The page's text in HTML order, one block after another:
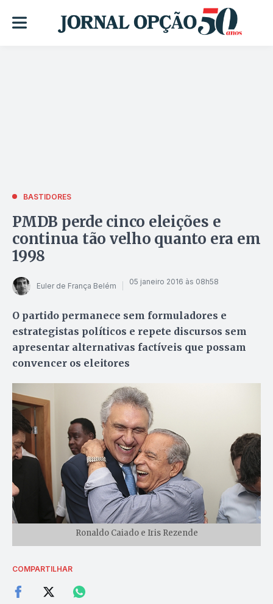
BASTIDORES
PMDB perde cinco eleições e
continua tão velho quanto era em
1998
Euler de França Belém 05 janeiro 2016 às 08h58
O partido permanece sem formuladores e
estrategistas políticos e repete discursos sem
apresentar alternativas factíveis que possam
convencer os eleitores
Ronaldo Caiado e Iris Rezende
COMPARTILHAR